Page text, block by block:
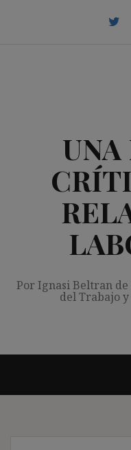
Por Ignasi Beltran
del Trabajo